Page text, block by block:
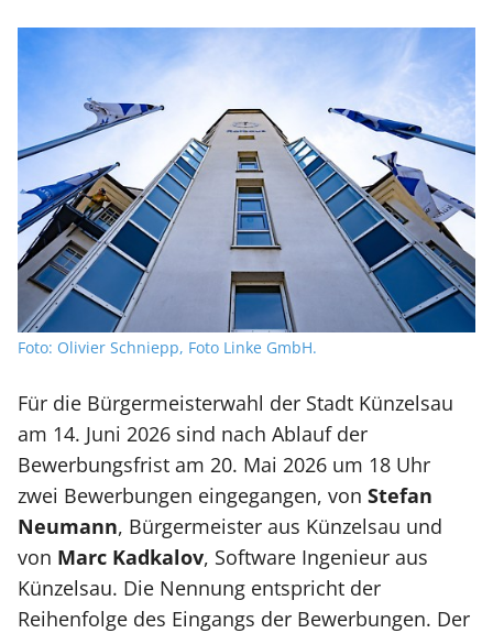
Foto: Olivier Schniepp, Foto Linke GmbH.
Für die Bürgermeisterwahl der Stadt Künzelsau
am 14. Juni 2026 sind nach Ablauf der
Bewerbungsfrist am 20. Mai 2026 um 18 Uhr
zwei Bewerbungen eingegangen, von Stefan
Neumann, Bürgermeister aus Künzelsau und
von Marc Kadkalov, Software Ingenieur aus
Künzelsau. Die Nennung entspricht der
Reihenfolge des Eingangs der Bewerbungen. Der